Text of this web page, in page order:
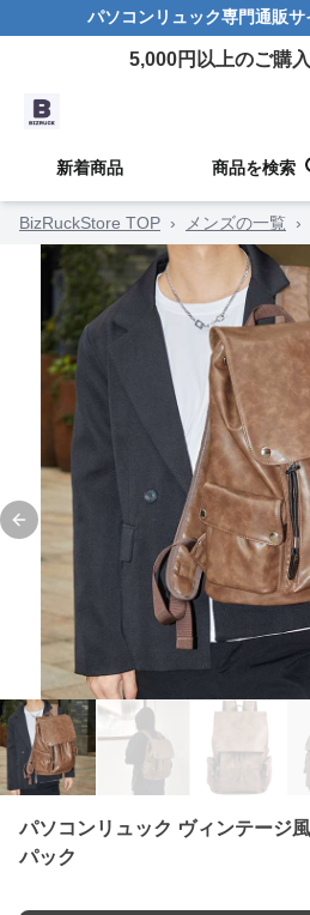
パソコンリュック専門通販サ
5,000円以上のご購
新着商品 商品を検索
BizRuckStore TOP › メンズの一覧 ›
Previous slide
パソコンリュック ヴィンテージ
パック